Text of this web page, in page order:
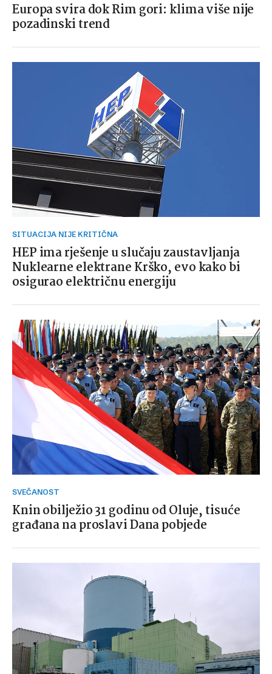
Europa svira dok Rim gori: klima više nije
pozadinski trend
SITUACIJA NIJE KRITIČNA
HEP ima rješenje u slučaju zaustavljanja
Nuklearne elektrane Krško, evo kako bi
osigurao električnu energiju
SVEČANOST
Knin obilježio 31 godinu od Oluje, tisuće
građana na proslavi Dana pobjede